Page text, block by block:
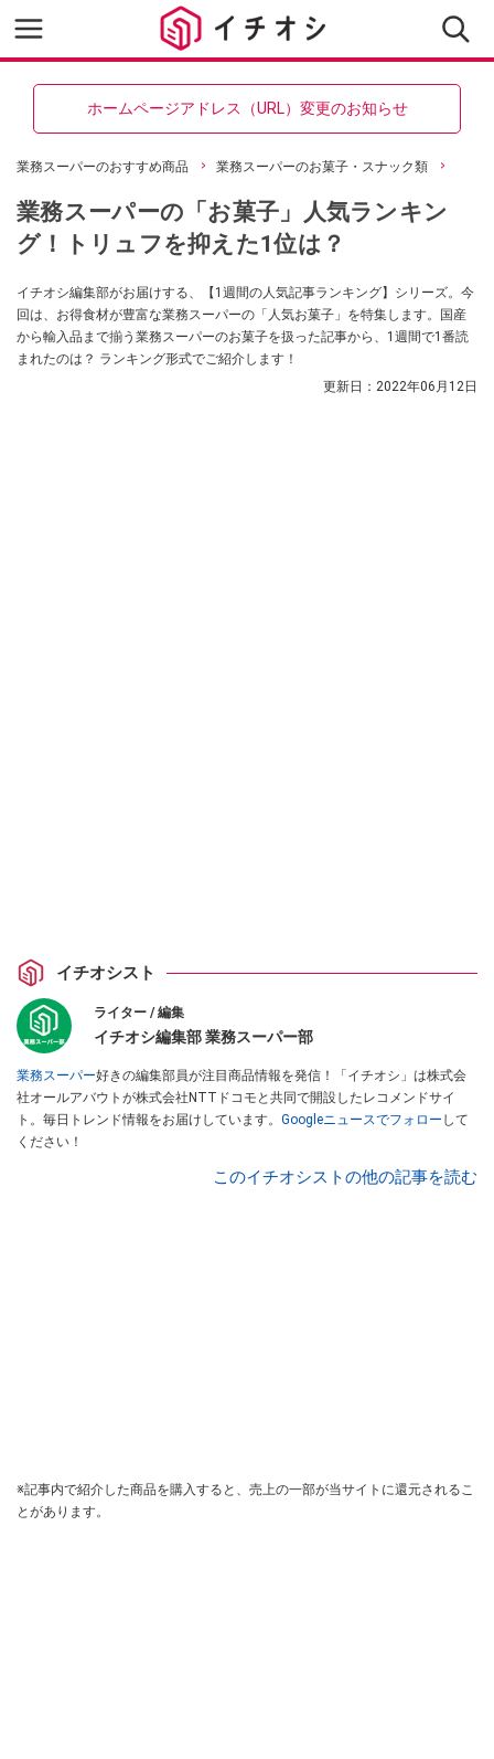
ホームページアドレス（URL）変更のお知らせ
業務スーパーのおすすめ商品 業務スーパーのお菓子・スナック類
業務スーパーの「お菓子」人気ランキン
グ！トリュフを抑えた1位は？
イチオシ編集部がお届けする、【1週間の人気記事ランキング】シリーズ。今
回は、お得食材が豊富な業務スーパーの「人気お菓子」を特集します。国産
から輸入品まで揃う業務スーパーのお菓子を扱った記事から、1週間で1番読
まれたのは？ ランキング形式でご紹介します！
更新日： 2022年06月12日
イチオシスト
ライター / 編集
イチオシ編集部 業務スーパー部
業務スーパー好きの編集部員が注目商品情報を発信！「イチオシ」は株式会
社オールアバウトが株式会社NTTドコモと共同で開設したレコメンドサイ
ト。毎日トレンド情報をお届けしています。 Googleニュースでフォロー して
ください！
このイチオシストの他の記事を読む
※記事内で紹介した商品を購入すると、売上の一部が当サイトに還元されるこ
とがあります。